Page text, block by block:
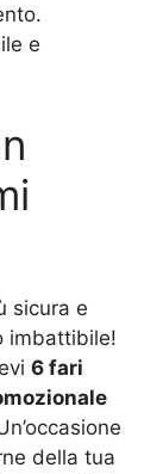
e
sicura e
imbattibile!
6 fari
della tua